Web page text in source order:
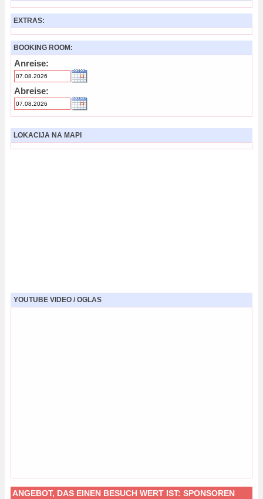
EXTRAS:
BOOKING ROOM:
Anreise:
Abreise:
LOKACIJA NA MAPI
YOUTUBE VIDEO / OGLAS
ANGEBOT, DAS EINEN BESUCH WERT IST: SPONSOREN